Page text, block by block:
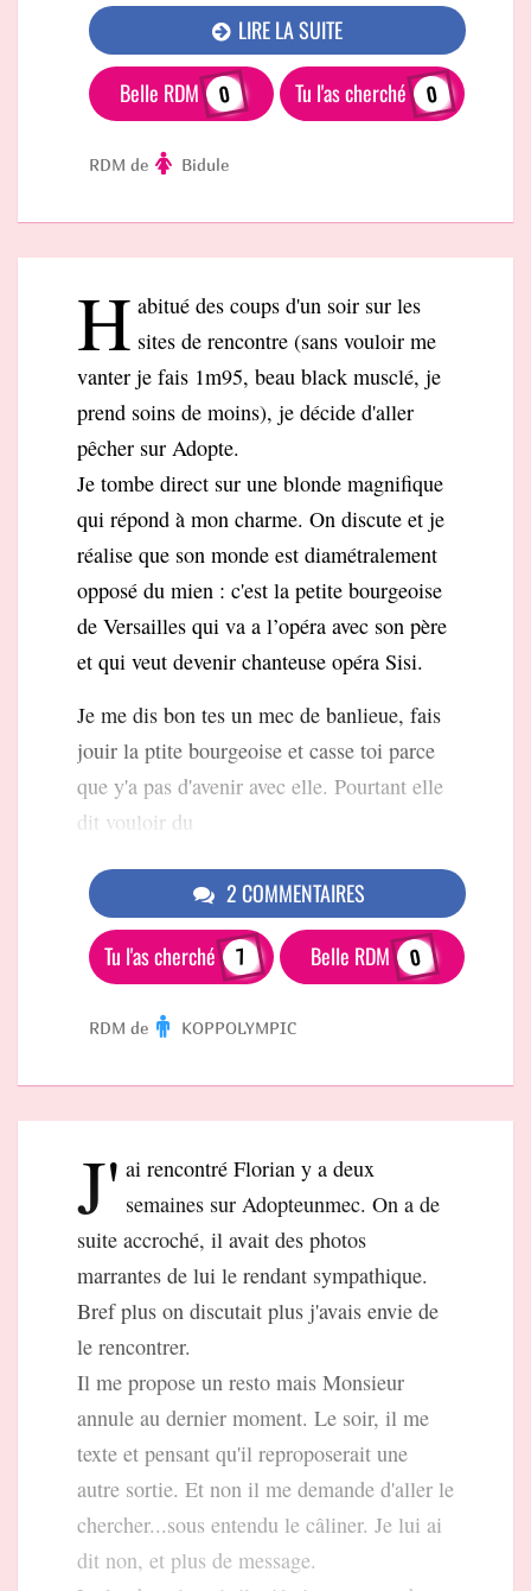
LIRE LA SUITE
Belle RDM 0 Tu l'as cherché 0
RDM de Bidule
H abitué des coups d'un soir sur les
sites de rencontre (sans vouloir me
vanter je fais 1m95, beau black musclé, je
prend soins de moins), je décide d'aller
pêcher sur Adopte.
Je tombe direct sur une blonde magnifique
qui répond à mon charme. On discute et je
réalise que son monde est diamétralement
opposé du mien : c'est la petite bourgeoise
de Versailles qui va a l’opéra avec son père
et qui veut devenir chanteuse opéra Sisi.
Je me dis bon tes un mec de banlieue, fais
jouir la ptite bourgeoise et casse toi parce
que y'a pas d'avenir avec elle. Pourtant elle
dit vouloir du
2 COMMENTAIRES
Tu l'as cherché 7 Belle RDM 0
RDM de KOPPOLYMPIC
J' ai rencontré Florian y a deux
semaines sur Adopteunmec. On a de
suite accroché, il avait des photos
marrantes de lui le rendant sympathique.
Bref plus on discutait plus j'avais envie de
le rencontrer.
Il me propose un resto mais Monsieur
annule au dernier moment. Le soir, il me
texte et pensant qu'il reproposerait une
autre sortie. Et non il me demande d'aller le
chercher...sous entendu le câliner. Je lui ai
dit non, et plus de message.